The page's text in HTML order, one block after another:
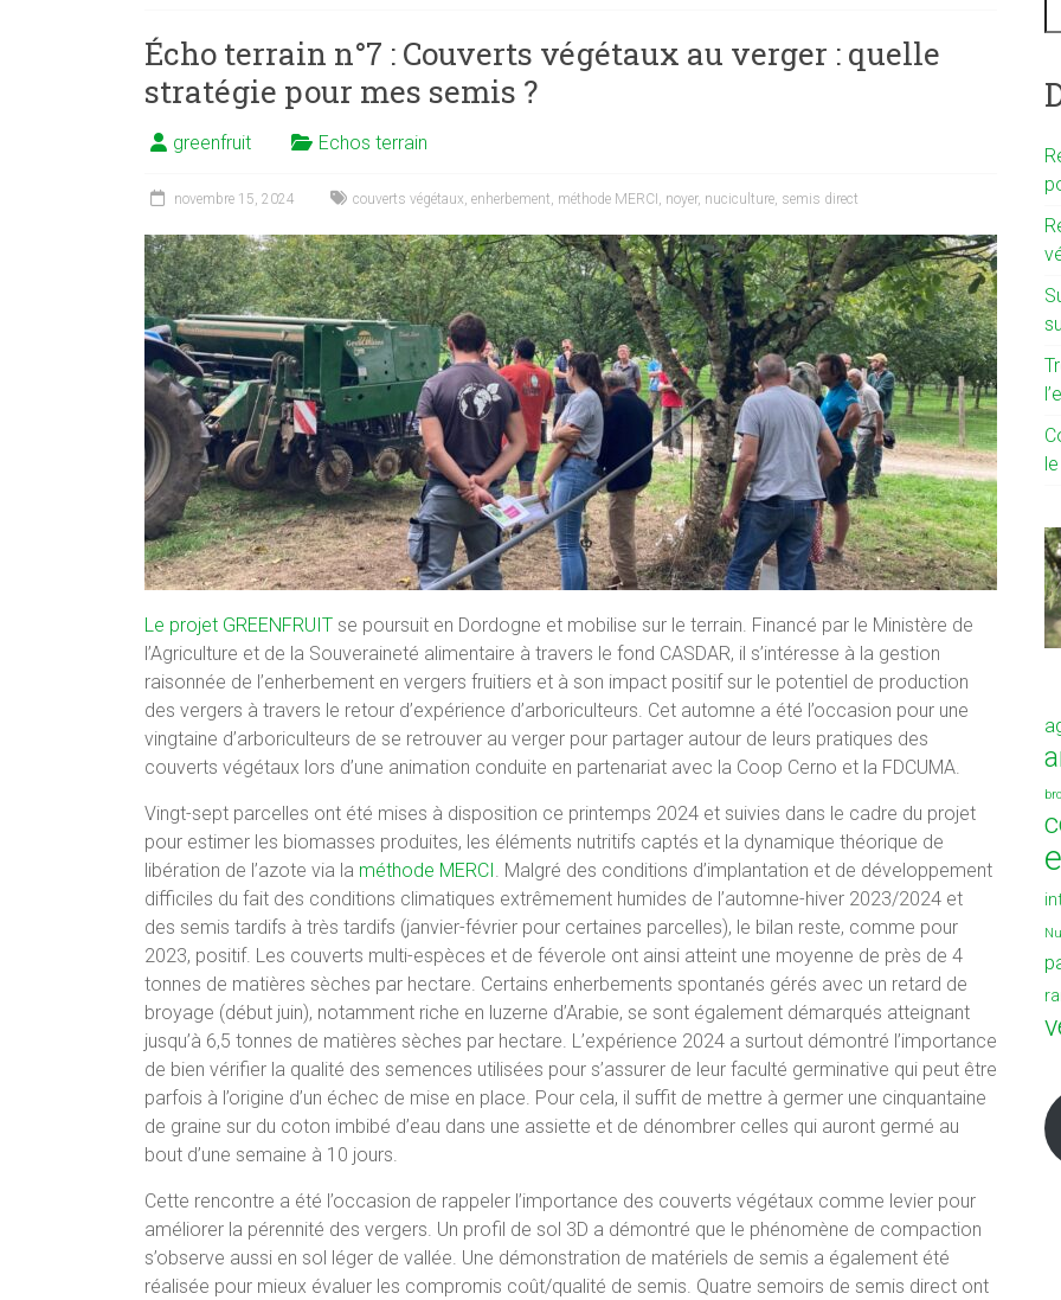
Écho terrain n°7 : Couverts végétaux au verger : quelle
stratégie pour mes semis ?
greenfruit Echos terrain
novembre 15, 2024 couverts végétaux, enherbement, méthode MERCI , noyer, nuciculture, semis direct
Le projet GREENFRUIT se poursuit en Dordogne et mobilise sur le terrain. Financé par le Ministère de
l’Agriculture et de la Souveraineté alimentaire à travers le fond CASDAR, il s’intéresse à la gestion
raisonnée de l’enherbement en vergers fruitiers et à son impact positif sur le potentiel de production
des vergers à travers le retour d’expérience d’arboriculteurs. Cet automne a été l’occasion pour une
vingtaine d’arboriculteurs de se retrouver au verger pour partager autour de leurs pratiques des
couverts végétaux lors d’une animation conduite en partenariat avec la Coop Cerno et la FDCUMA.
Vingt-sept parcelles ont été mises à disposition ce printemps 2024 et suivies dans le cadre du projet
pour estimer les biomasses produites, les éléments nutritifs captés et la dynamique théorique de
libération de l’azote via la méthode MERCI . Malgré des conditions d’implantation et de développement
difficiles du fait des conditions climatiques extrêmement humides de l’automne-hiver 2023/2024 et
des semis tardifs à très tardifs (janvier-février pour certaines parcelles), le bilan reste, comme pour
2023, positif. Les couverts multi-espèces et de féverole ont ainsi atteint une moyenne de près de 4
tonnes de matières sèches par hectare. Certains enherbements spontanés gérés avec un retard de
broyage (début juin), notamment riche en luzerne d’Arabie, se sont également démarqués atteignant
jusqu’à 6,5 tonnes de matières sèches par hectare. L’expérience 2024 a surtout démontré l’importance
de bien vérifier la qualité des semences utilisées pour s’assurer de leur faculté germinative qui peut être
parfois à l’origine d’un échec de mise en place. Pour cela, il suffit de mettre à germer une cinquantaine
de graine sur du coton imbibé d’eau dans une assiette et de dénombrer celles qui auront germé au
bout d’une semaine à 10 jours.
Cette rencontre a été l’occasion de rappeler l’importance des couverts végétaux comme levier pour
améliorer la pérennité des vergers. Un profil de sol 3D a démontré que le phénomène de compaction
s’observe aussi en sol léger de vallée. Une démonstration de matériels de semis a également été
réalisée pour mieux évaluer les compromis coût/qualité de semis. Quatre semoirs de semis direct ont